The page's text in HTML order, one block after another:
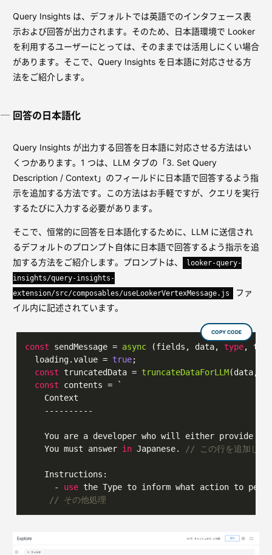
Query Insights は、デフォルトでは英語でのインタフェース表
示および回答が出力されます。そのため、日本語環境で Looker
を利用するユーザーにとっては、そのままでは活用しにくい場合
があります。そこで、Query Insights を日本語に対応させる方
法をご紹介します。
回答の日本語化
Query Insights が出力する回答を日本語に対応させる方法はい
くつかあります。1 つは、LLM タブの「3. Set Query
Description / Context」のフィールドに日本語で回答するよう指
示を追加する方法です。この方法はお手軽ですが、クエリを実行
するたびに入力する必要があります。
そこで、恒常的に回答を日本語化するために、LLM に送信され
るデフォルトのプロンプト自体に日本語で回答するよう指示を追
加する方法をご紹介します。プロンプトは、
looker-query-
insights/query-insights-
extension/src/composables/useLookerVertexMessage.js
ファ
イル内に記述されています。
COPY CODE
const sendMessage = async (fields, data, type,
  loading.value =
true;
const truncatedData = truncateDataForLLM(data,
const contents = `
    Context
    ----------
You are a developer who will either provide a
    You must answer
in Japanese. // この行を追加しま
    Instructions:
      -
use the Type to inform what action to
// その他処理